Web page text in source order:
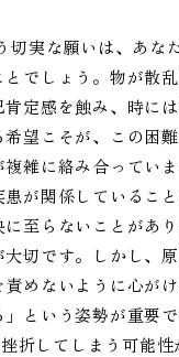
切実な願いは、あ
でしょう。物が散
定感を蝕み、時に
望こそが、この困
雑に絡み合ってい
が関係しているこ
に至らないことがあ
切です。しかし、
めないように心が
という姿勢が重要
折してしまう可能